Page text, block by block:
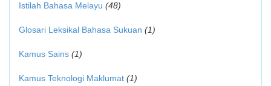
Istilah Bahasa Melayu (48)
Glosari Leksikal Bahasa Sukuan (1)
Kamus Sains (1)
Kamus Teknologi Maklumat (1)